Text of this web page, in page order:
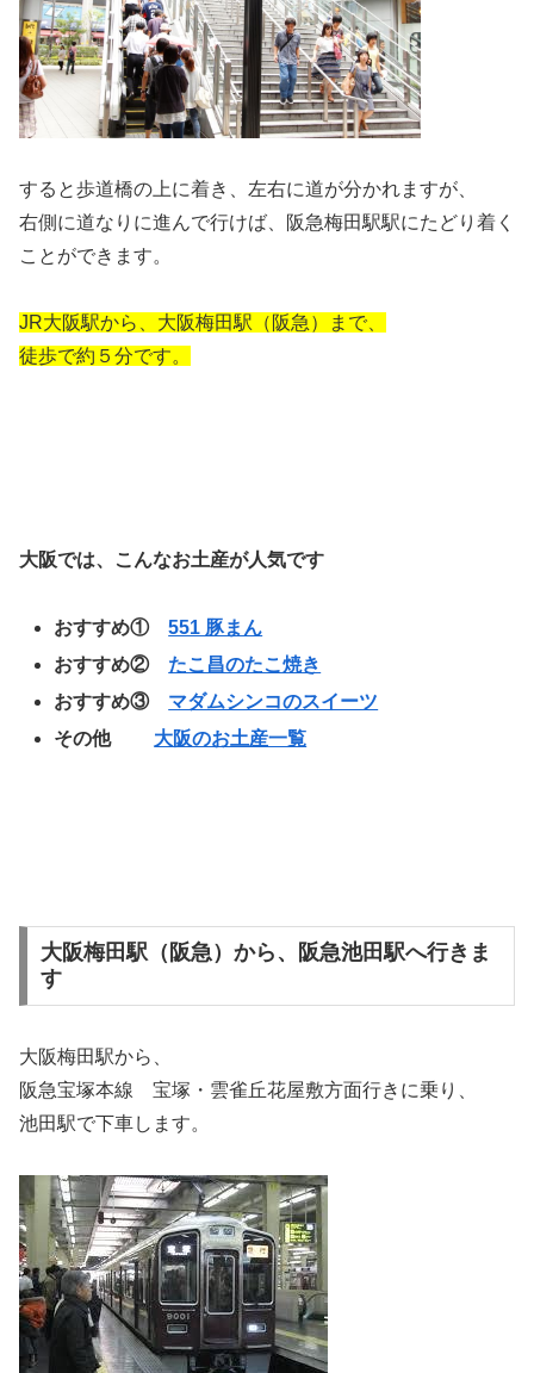
すると歩道橋の上に着き、左右に道が分かれますが、
右側に道なりに進んで行けば、阪急梅田駅駅にたどり着く
ことができます。
JR大阪駅から、大阪梅田駅（阪急）まで、
徒歩で約５分です。
大阪では、こんなお土産が人気です
おすすめ①551 豚まん
おすすめ② たこ昌のたこ焼き
おすすめ③ マダムシンコのスイーツ
その他 大阪のお土産一覧
大阪梅田駅（阪急）から、阪急池田駅へ行きま
す
大阪梅田駅から、
阪急宝塚本線 宝塚・雲雀丘花屋敷方面行きに乗り、
池田駅で下車します。